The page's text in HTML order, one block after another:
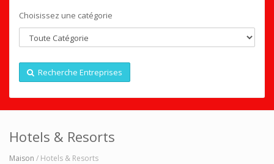
Choisissez une catégorie
Recherche Entreprises
Hotels & Resorts
Maison / Hotels & Resorts